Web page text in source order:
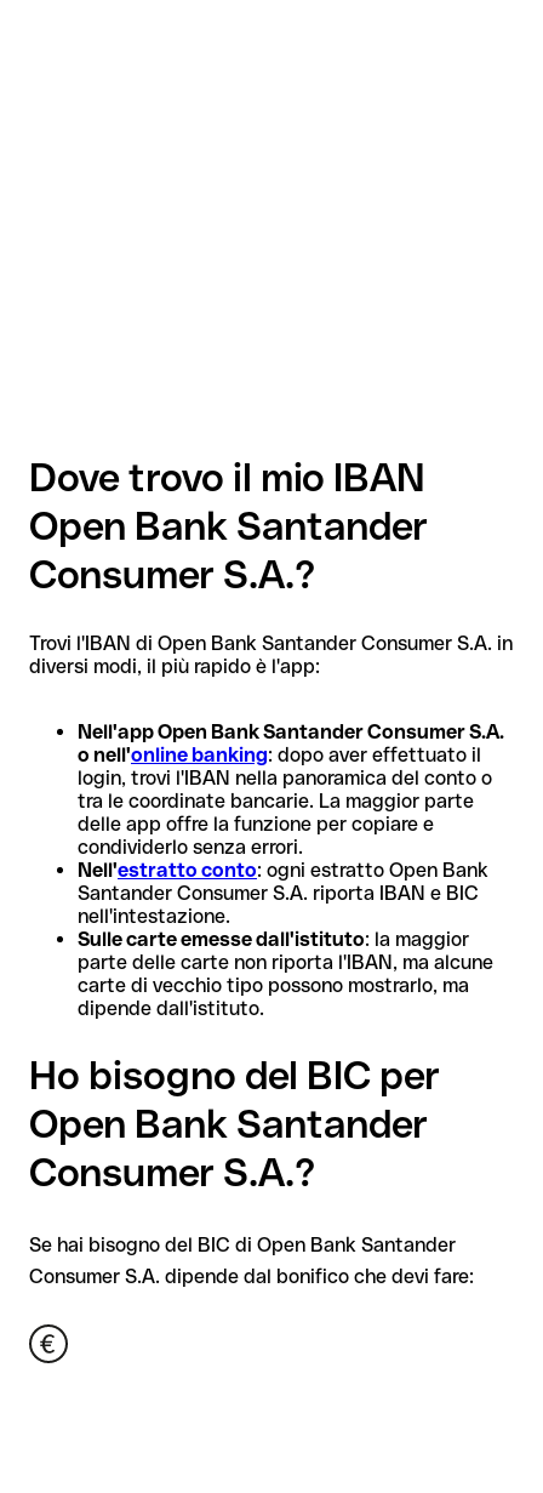
Dove trovo il mio IBAN
Open Bank Santander
Consumer S.A.?
Trovi l'IBAN di Open Bank Santander Consumer S.A. in
diversi modi, il più rapido è l'app:
Nell'app Open Bank Santander Consumer S.A.
o nell'online banking: dopo aver effettuato il
login, trovi l'IBAN nella panoramica del conto o
tra le coordinate bancarie. La maggior parte
delle app offre la funzione per copiare e
condividerlo senza errori.
Nell'estratto conto: ogni estratto Open Bank
Santander Consumer S.A. riporta IBAN e BIC
nell'intestazione.
Sulle carte emesse dall'istituto: la maggior
parte delle carte non riporta l'IBAN, ma alcune
carte di vecchio tipo possono mostrarlo, ma
dipende dall'istituto.
Ho bisogno del BIC per
Open Bank Santander
Consumer S.A.?
Se hai bisogno del BIC di Open Bank Santander
Consumer S.A. dipende dal bonifico che devi fare: